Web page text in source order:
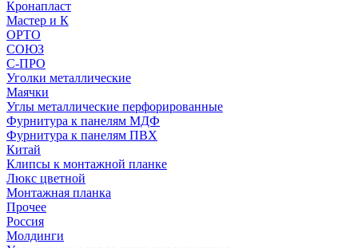
Кронапласт
Мастер и К
ОРТО
СОЮЗ
С-ПРО
Уголки металлические
Маячки
Углы металлические перфорированные
Фурнитура к панелям МДФ
Фурнитура к панелям ПВХ
Китай
Клипсы к монтажной планке
Люкс цветной
Монтажная планка
Прочее
Россия
Молдинги